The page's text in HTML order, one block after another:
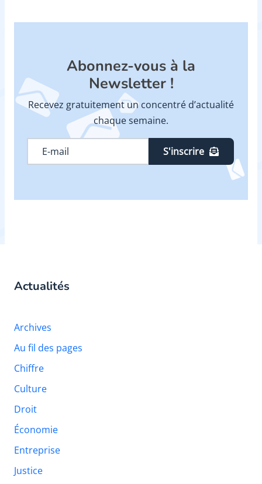
Abonnez-vous à la
Newsletter !
Recevez gratuitement un concentré d’actualité
chaque semaine.
S'inscrire
Actualités
Archives
Au fil des pages
Chiffre
Culture
Droit
Économie
Entreprise
Justice